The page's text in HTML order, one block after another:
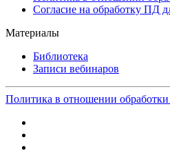
Согласие на обработку ПД
Материалы
Библиотека
Записи вебинаров
Политика в отношении